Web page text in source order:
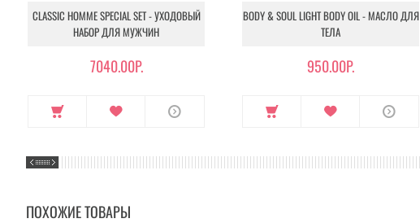
CLASSIC HOMME SPECIAL SET - УХОДОВЫЙ
НАБОР ДЛЯ МУЖЧИН
7040.00Р.
BODY & SOUL LIGHT BODY OIL - МАСЛО ДЛЯ
ТЕЛА
950.00Р.
ПОХОЖИЕ ТОВАРЫ